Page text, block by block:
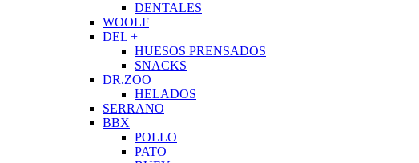
DENTALES
WOOLF
DEL +
HUESOS PRENSADOS
SNACKS
DR.ZOO
HELADOS
SERRANO
BBX
POLLO
PATO